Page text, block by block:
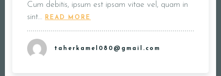
Cum debitis, ipsum est ipsam vitae vel, quam in
sint…
READ MORE
taherkamel080@gmail.com